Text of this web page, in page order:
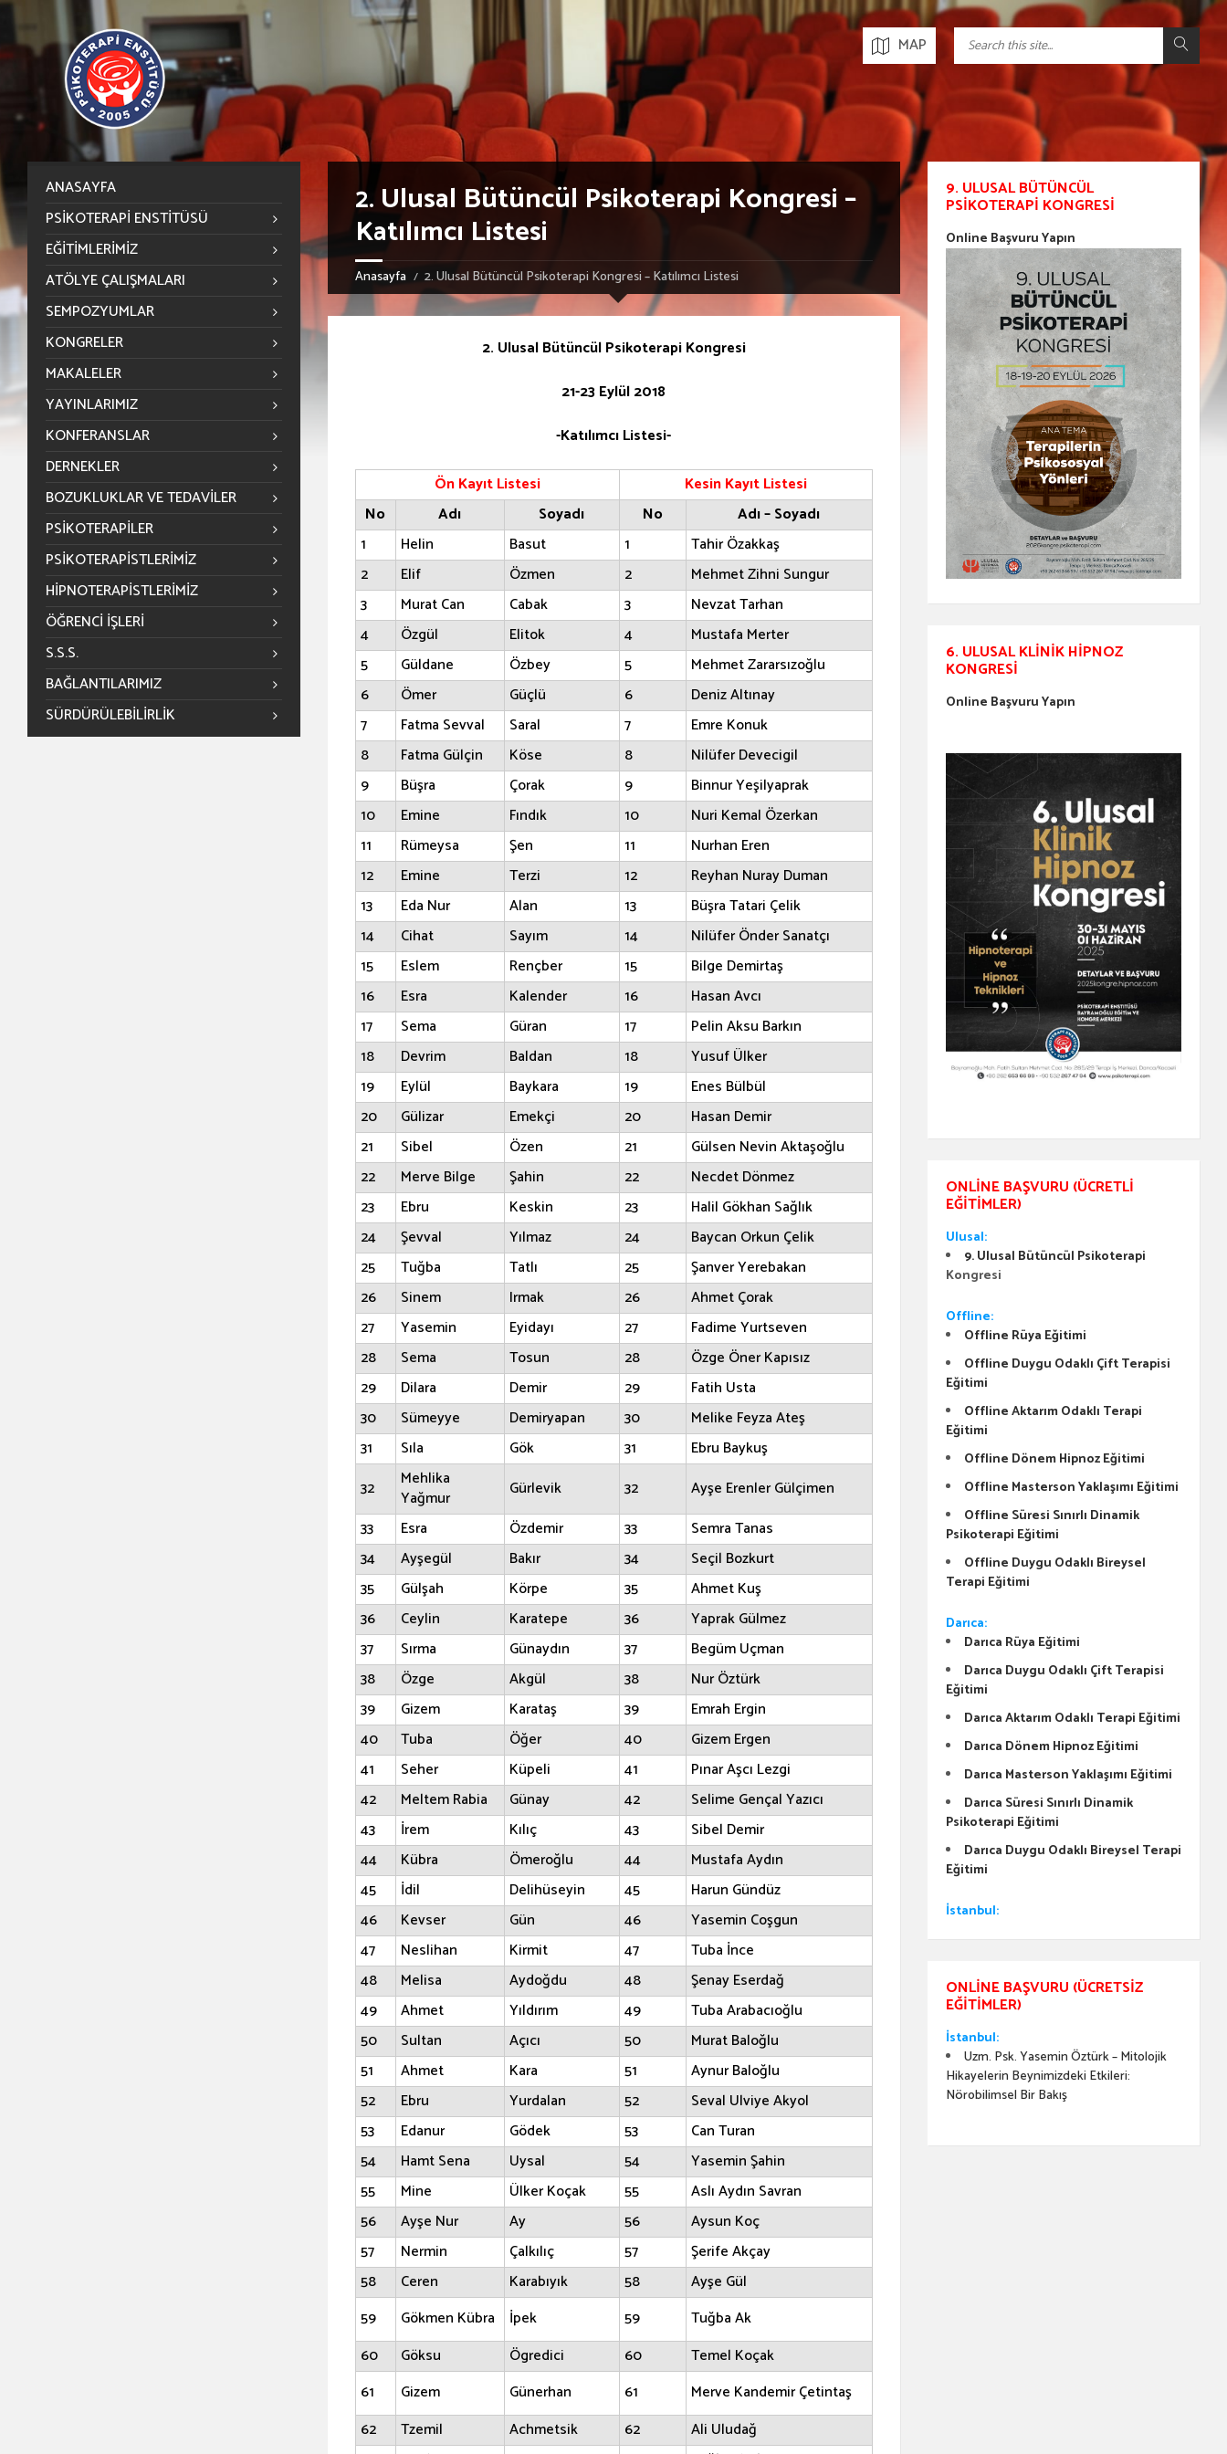
MAP
2. Ulusal Bütüncül Psikoterapi Kongresi –
Katılımcı Listesi
Anasayfa 2. Ulusal Bütüncül Psikoterapi Kongresi – Katılımcı Listesi
2. Ulusal Bütüncül Psikoterapi Kongresi
21-23 Eylül 2018
-Katılımcı Listesi-
Ön Kayıt Listesi
Kesin Kayıt Listesi
No
Adı Soyadı No
Adı – Soyadı
1
Helin Basut 1
Tahir Özakkaş
2
Elif Özmen 2
Mehmet Zihni Sungur
3
Murat Can Cabak 3
Nevzat Tarhan
4
Özgül Elitok 4
Mustafa Merter
5
Güldane Özbey 5
Mehmet Zararsızoğlu
6
Ömer Güçlü 6
Deniz Altınay
7
Fatma Sevval Saral 7
Emre Konuk
8
Fatma Gülçin Köse 8
Nilüfer Devecigil
9
Büşra Çorak 9
Binnur Yeşilyaprak
10
Emine Fındık 10
Nuri Kemal Özerkan
11
Rümeysa Şen 11
Nurhan Eren
12
Emine Terzi 12
Reyhan Nuray Duman
13
Eda Nur Alan 13
Büşra Tatari Çelik
14
Cihat Sayım 14
Nilüfer Önder Sanatçı
15
Eslem Rençber 15
Bilge Demirtaş
16
Esra Kalender 16
Hasan Avcı
17
Sema Güran 17
Pelin Aksu Barkın
18
Devrim Baldan 18
Yusuf Ülker
19
Eylül Baykara 19
Enes Bülbül
20
Gülizar Emekçi 20
Hasan Demir
21
Sibel Özen 21
Gülsen Nevin Aktaşoğlu
22
Merve Bilge Şahin 22
Necdet Dönmez
23
Ebru Keskin 23
Halil Gökhan Sağlık
24
Şevval Yılmaz 24
Baycan Orkun Çelik
25
Tuğba Tatlı 25
Şanver Yerebakan
26
Sinem Irmak 26
Ahmet Çorak
27
Yasemin Eyidayı 27
Fadime Yurtseven
28
Sema Tosun 28
Özge Öner Kapısız
29
Dilara Demir 29
Fatih Usta
30
Sümeyye Demiryapan 30
Melike Feyza Ateş
31
Sıla Gök 31
Ebru Baykuş
32
Mehlika
Yağmur
Gürlevik 32
Ayşe Erenler Gülçimen
33
Esra Özdemir 33
Semra Tanas
34
Ayşegül Bakır 34
Seçil Bozkurt
35
Gülşah Körpe 35
Ahmet Kuş
36
Ceylin Karatepe 36
Yaprak Gülmez
37
Sırma Günaydın 37
Begüm Uçman
38
Özge Akgül 38
Nur Öztürk
39
Gizem Karataş 39
Emrah Ergin
40
Tuba Öğer 40
Gizem Ergen
41
Seher Küpeli 41
Pınar Aşcı Lezgi
42
Meltem Rabia Günay 42
Selime Gençal Yazıcı
43
İrem Kılıç 43
Sibel Demir
44
Kübra Ömeroğlu 44
Mustafa Aydın
45
İdil Delihüseyin 45
Harun Gündüz
46
Kevser Gün 46
Yasemin Coşgun
47
Neslihan Kirmit 47
Tuba İnce
48
Melisa Aydoğdu 48
Şenay Eserdağ
49
Ahmet Yıldırım 49
Tuba Arabacıoğlu
50
Sultan Açıcı 50
Murat Baloğlu
51
Ahmet Kara 51
Aynur Baloğlu
52
Ebru Yurdalan 52
Seval Ulviye Akyol
53
Edanur Gödek 53
Can Turan
54
Hamt Sena Uysal 54
Yasemin Şahin
55
Mine Ülker Koçak 55
Aslı Aydın Savran
56
Ayşe Nur Ay 56
Aysun Koç
57
Nermin Çalkılıç 57
Şerife Akçay
58
Ceren Karabıyık 58
Ayşe Gül
59
Gökmen Kübra İpek 59
Tuğba Ak
60
Göksu Ögredici 60
Temel Koçak
61
Gizem Günerhan 61
Merve Kandemir Çetintaş
62
Tzemil Achmetsik 62
Ali Uludağ
ANASAYFA
PSIKOTERAPI ENSTITÜSÜ
EĞITIMLERIMIZ
ATÖLYE ÇALIŞMALARI
SEMPOZYUMLAR
KONGRELER
MAKALELER
YAYINLARIMIZ
KONFERANSLAR
DERNEKLER
BOZUKLUKLAR VE TEDAVILER
PSIKOTERAPILER
PSIKOTERAPISTLERIMIZ
HIPNOTERAPISTLERIMIZ
ÖĞRENCİ İŞLERİ
S.S.S.
BAĞLANTILARIMIZ
SÜRDÜRÜLEBILIRLIK
9. ULUSAL BÜTÜNCÜL
PSIKOTERAPI KONGRESI
Online Başvuru Yapın
6. ULUSAL KLINIK HIPNOZ
KONGRESI
Online Başvuru Yapın
ONLINE BAŞVURU (ÜCRETLI
EĞITIMLER)
Ulusal:
9. Ulusal Bütüncül Psikoterapi
Kongresi
Offline:
Offline Rüya Eğitimi
Offline Duygu Odaklı Çift Terapisi
Eğitimi
Offline Aktarım Odaklı Terapi
Eğitimi
Offline Dönem Hipnoz Eğitimi
Offline Masterson Yaklaşımı Eğitimi
Offline Süresi Sınırlı Dinamik
Psikoterapi Eğitimi
Offline Duygu Odaklı Bireysel
Terapi Eğitimi
Darıca:
Darıca Rüya Eğitimi
Darıca Duygu Odaklı Çift Terapisi
Eğitimi
Darıca Aktarım Odaklı Terapi Eğitimi
Darıca Dönem Hipnoz Eğitimi
Darıca Masterson Yaklaşımı Eğitimi
Darıca Süresi Sınırlı Dinamik
Psikoterapi Eğitimi
Darıca Duygu Odaklı Bireysel Terapi
Eğitimi
İstanbul:
ONLINE BAŞVURU (ÜCRETSIZ
EĞITIMLER)
İstanbul:
Uzm. Psk. Yasemin Öztürk – Mitolojik
Hikayelerin Beynimizdeki Etkileri:
Nörobilimsel Bir Bakış